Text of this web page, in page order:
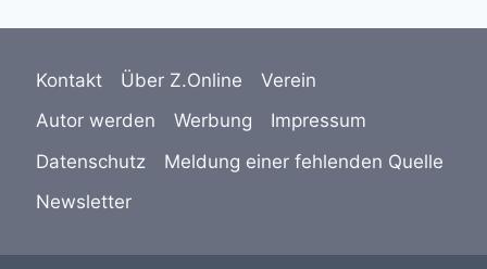
Kontakt Über Z.Online
Verein
Autor werden
Werbung
Impressum
Datenschutz
Meldung einer fehlenden Quelle
Newsletter